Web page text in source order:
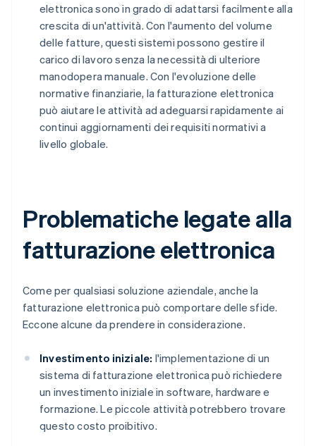
elettronica sono in grado di adattarsi facilmente alla
crescita di un'attività. Con l'aumento del volume
delle fatture, questi sistemi possono gestire il
carico di lavoro senza la necessità di ulteriore
manodopera manuale. Con l'evoluzione delle
normative finanziarie, la fatturazione elettronica
può aiutare le attività ad adeguarsi rapidamente ai
continui aggiornamenti dei requisiti normativi a
livello globale.
Problematiche legate alla
fatturazione elettronica
Come per qualsiasi soluzione aziendale, anche la
fatturazione elettronica può comportare delle sfide.
Eccone alcune da prendere in considerazione.
Investimento iniziale: l'implementazione di un
sistema di fatturazione elettronica può richiedere
un investimento iniziale in software, hardware e
formazione. Le piccole attività potrebbero trovare
questo costo proibitivo.